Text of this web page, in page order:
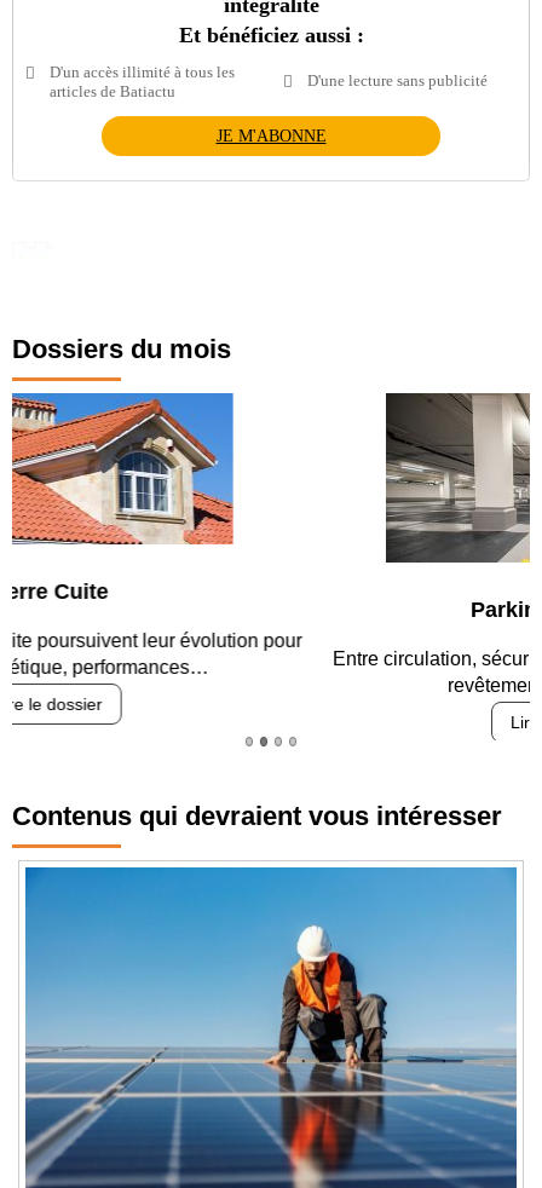
intégralité
Et bénéficiez aussi :
D'un accès illimité à tous les
articles de Batiactu
D'une lecture sans publicité
JE M'ABONNE
Dossiers du mois
Entre circulation, sécurisation des accès, durabilité des
Contenus qui devraient vous intéresser